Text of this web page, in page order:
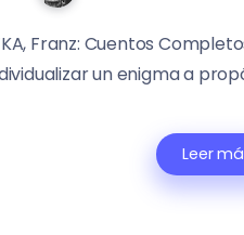
Franz: Cuentos
un enigma a
Leer